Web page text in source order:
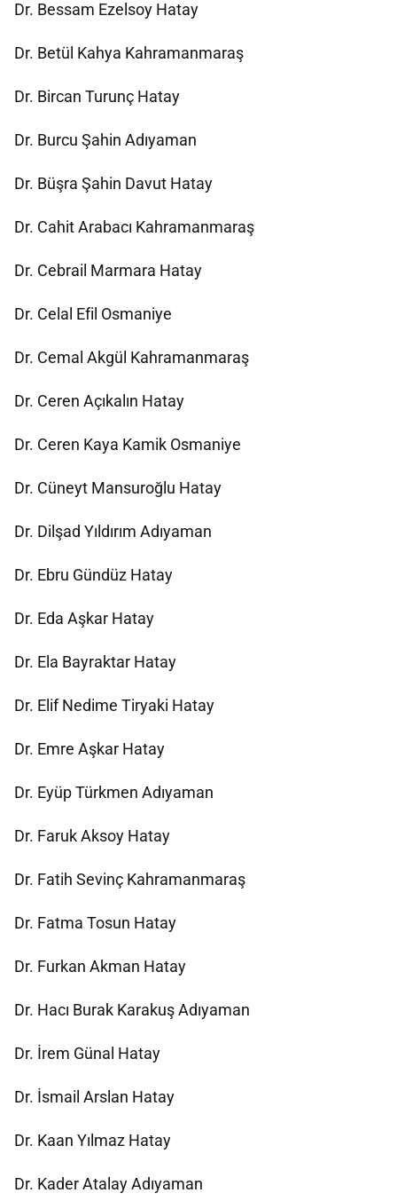
Dr. Bessam Ezelsoy Hatay
Dr. Betül Kahya Kahramanmaraş
Dr. Bircan Turunç Hatay
Dr. Burcu Şahin Adıyaman
Dr. Büşra Şahin Davut Hatay
Dr. Cahit Arabacı Kahramanmaraş
Dr. Cebrail Marmara Hatay
Dr. Celal Efil Osmaniye
Dr. Cemal Akgül Kahramanmaraş
Dr. Ceren Açıkalın Hatay
Dr. Ceren Kaya Kamik Osmaniye
Dr. Cüneyt Mansuroğlu Hatay
Dr. Dilşad Yıldırım Adıyaman
Dr. Ebru Gündüz Hatay
Dr. Eda Aşkar Hatay
Dr. Ela Bayraktar Hatay
Dr. Elif Nedime Tiryaki Hatay
Dr. Emre Aşkar Hatay
Dr. Eyüp Türkmen Adıyaman
Dr. Faruk Aksoy Hatay
Dr. Fatih Sevinç Kahramanmaraş
Dr. Fatma Tosun Hatay
Dr. Furkan Akman Hatay
Dr. Hacı Burak Karakuş Adıyaman
Dr. İrem Günal Hatay
Dr. İsmail Arslan Hatay
Dr. Kaan Yılmaz Hatay
Dr. Kader Atalay Adıyaman